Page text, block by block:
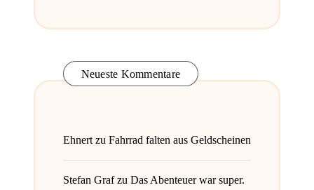
Neueste Kommentare
Ehnertzu Fahrrad falten aus Geldscheinen
Stefan Grafzu Das Abenteuer war super.